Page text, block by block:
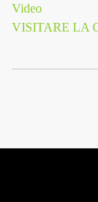
Video
VISITARE LA